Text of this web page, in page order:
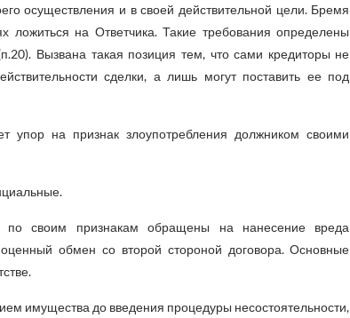
осуществления и в своей действительной цели. Бремя
ложиться на Ответчика. Такие требования определены
Вызвана такая позиция тем, что сами кредиторы не
сделки, а лишь могут поставить ее под
упор на признак злоупотребления должником своими
по своим признакам обращены на нанесение вреда
обмен со второй стороной договора. Основные
имущества до введения процедуры несостоятельности,